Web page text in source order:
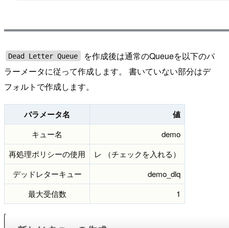
Dead Letter Queue
を作成後は通常のQueueを以下のパ
ラーメータに従って作成します。 書いていない部分はデ
フォルトで作成します。
パラメータ名 値
キュー名
demo
再処理ポリシーの使用
レ （チェックを入れる）
デッドレターキュー
demo_dlq
最大受信数
1